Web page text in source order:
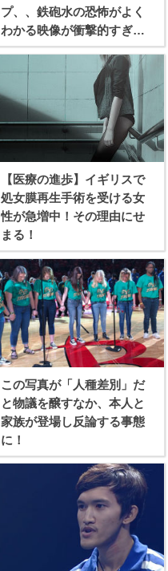
プ、、鉄砲水の恐怖がよく
わかる映像が衝撃的すぎ
る！
【医療の進歩】イギリスで
処女膜再生手術を受ける女
性が急増中！その理由にせ
まる！
この写真が「人種差別」だ
と物議を醸すなか、本人と
家族が登場し反論する事態
に！